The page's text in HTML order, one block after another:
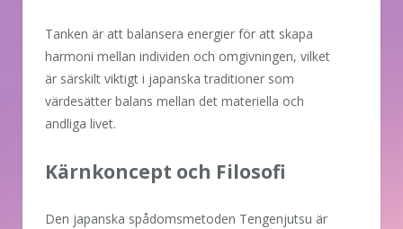
Tanken är att balansera energier för att skapa
harmoni mellan individen och omgivningen, vilket
är särskilt viktigt i japanska traditioner som
värdesätter balans mellan det materiella och
andliga livet.
Kärnkoncept och Filosofi
Den japanska spådomsmetoden Tengenjutsu är